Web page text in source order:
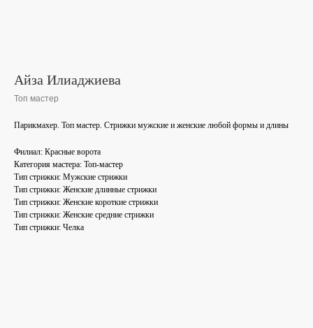
Айза Илиаджиева
Топ мастер
Парикмахер. Топ мастер. Стрижки мужские и женские любой формы и длины
Филиал: Красные ворота
Категория мастера: Топ-мастер
Тип стрижки: Мужские стрижки
Тип стрижки: Женские длинные стрижки
Тип стрижки: Женские короткие стрижки
Тип стрижки: Женские средние стрижки
Тип стрижки: Челка